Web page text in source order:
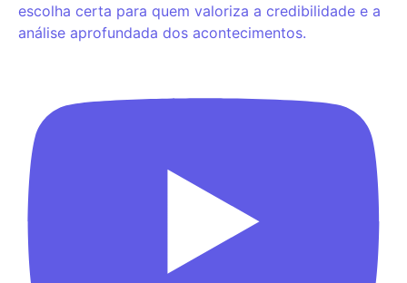
escolha certa para quem valoriza a credibilidade e a
análise aprofundada dos acontecimentos.